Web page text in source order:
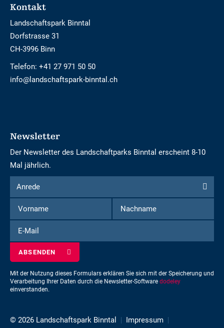
Footer
Kontakt
Landschaftspark Binntal
Dorfstrasse 31
CH-3996 Binn
Telefon: +41 27 971 50 50
info@landschaftspark-binntal.ch
Newsletter
Der Newsletter des Landschaftparks Binntal erscheint 8-10
Mal jährlich.
Formular
um
sich
für
den
einzuschreiben
Anrede
Anrede
Vorname
Nachname
Mail
Mit der Nutzung dieses Formulars erklären Sie sich mit der Speicherung und
Verarbeitung Ihrer Daten durch die Newsletter-Software dodeley
einverstanden.
© 2026 Landschaftspark Binntal Impressum